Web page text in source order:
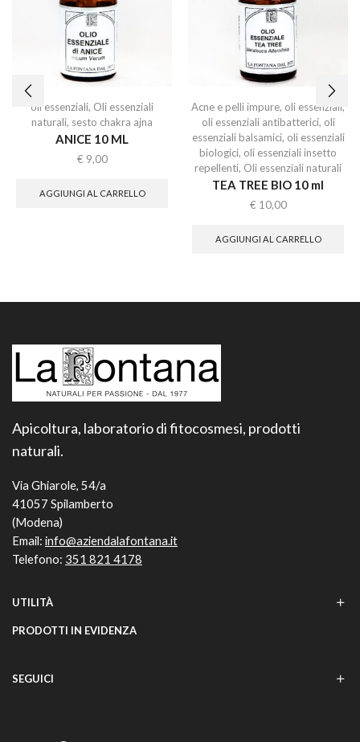
oli essenziali, Oli essenziali
naturali, sesto chakra ajna
ANICE 10 ML
€ 9,00
AGGIUNGI AL CARRELLO
Acne e pelli impure, oli essenziali,
oli essenziali antibatterici, oli
essenziali balsamici, oli essenziali
biologici, oli essenziali insetto
repellenti, Oli essenziali naturali
TEA TREE BIO 10 ml
€ 10,00
AGGIUNGI AL CARRELLO
Apicoltura, laboratorio di fitocosmesi, prodotti
naturali.
Via Ghiarole, 54/a
41057 Spilamberto
(Modena)
Email: info@aziendalafontana.it
Telefono: 351 821 4178
UTILITÀ
PRODOTTI IN EVIDENZA
SEGUICI